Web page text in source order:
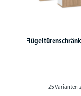
25 Varianten